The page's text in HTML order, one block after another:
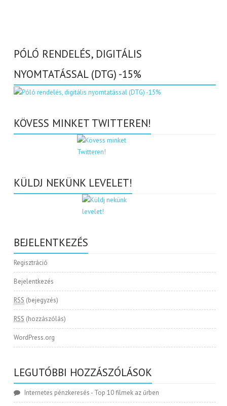
PÓLÓ RENDELÉS, DIGITÁLIS
NYOMTATÁSSAL (DTG) -15%
KÖVESS MINKET TWITTEREN!
KÜLDJ NEKÜNK LEVELET!
BEJELENTKEZÉS
Regisztráció
Bejelentkezés
RSS (bejegyzés)
RSS (hozzászólás)
WordPress.org
LEGUTÓBBI HOZZÁSZÓLÁSOK
Internetes pénzkeresés - Top 10 filmek az űrben